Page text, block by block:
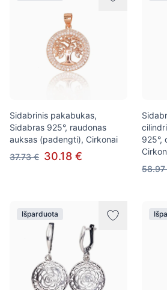
Sidabrinis pakabukas,
Sidabras 925°, raudonas
auksas (padengti), Cirkonai
37.73 € 30.18 €
925°,
58.97
Išparduota